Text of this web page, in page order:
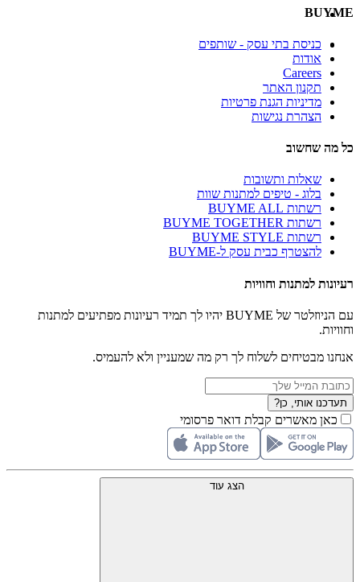
BUYME
כניסת בתי עסק - שותפים
אודות
Careers
תקנון האתר
מדיניות הגנת פרטיות
הצהרת נגישות
כל מה שחשוב
שאלות ותשובות
בלוג - טיפים למתנות שוות
רשתות BUYME ALL
רשתות BUYME TOGETHER
רשתות BUYME STYLE
להצטרף כבית עסק ל-BUYME
רעיונות למתנות וחוויות
עם הניוזלטר של BUYME יהיו לך תמיד רעיונות מפתיעים למתנות
וחוויות.
אנחנו מבטיחים לשלוח לך רק מה שמעניין ולא להעמיס.
תעדכנו אותי, כן?
כאן מאשרים קבלת דואר פרסומי
הצג עוד